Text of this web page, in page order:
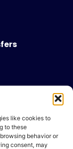
like cookies to
to these
behavior or
consent, may